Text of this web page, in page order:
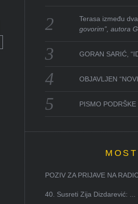
Terasa između
govorim”, autora
GORAN SARIĆ,
OBJAVLJEN
PISMO
POZIV ZA PRIJAVE NA
40. Susreti Zija Dizdarević: ...